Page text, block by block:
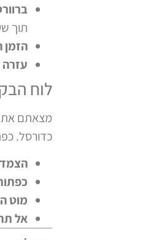
תוך
הזמן
עזרה
לוח
מצאתם את
כדורסל.
מוט
אל